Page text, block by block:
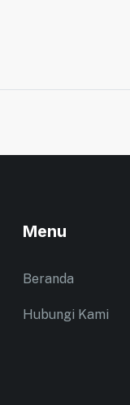
Menu
Beranda
Hubungi Kami